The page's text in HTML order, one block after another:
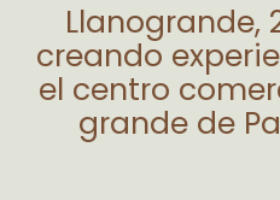
Llanogrande,
creando
el centro
grande de